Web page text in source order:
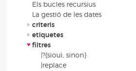
Els bucles recursius
La gestió de les dates
criteris
etiquetes
filtres
|?{sioui, sinon}
|replace